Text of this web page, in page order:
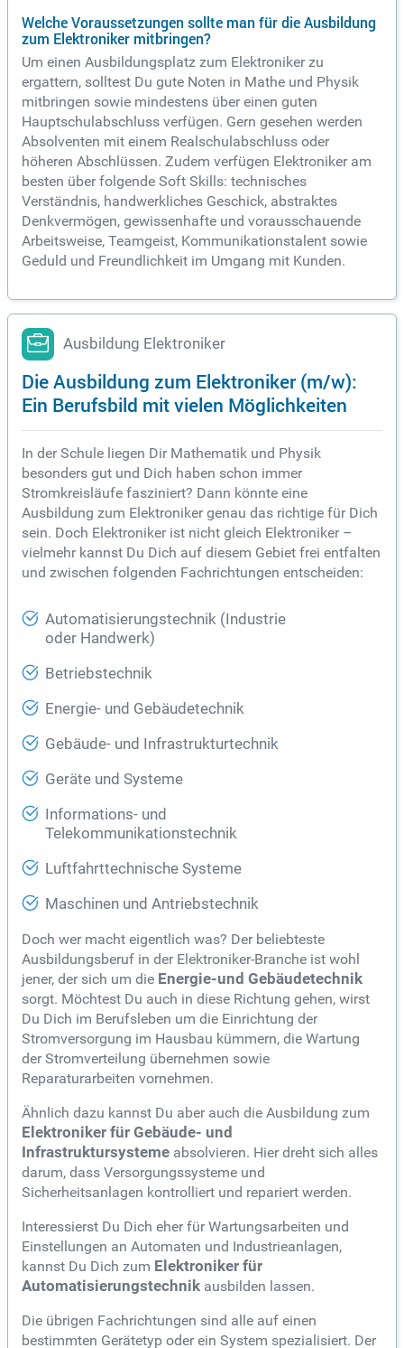
Welche Voraussetzungen sollte man für die Ausbildung
zum Elektroniker mitbringen?
Um einen Ausbildungsplatz zum Elektroniker zu
ergattern, solltest Du gute Noten in Mathe und Physik
mitbringen sowie mindestens über einen guten
Hauptschulabschluss verfügen. Gern gesehen werden
Absolventen mit einem Realschulabschluss oder
höheren Abschlüssen. Zudem verfügen Elektroniker am
besten über folgende Soft Skills: technisches
Verständnis, handwerkliches Geschick, abstraktes
Denkvermögen, gewissenhafte und vorausschauende
Arbeitsweise, Teamgeist, Kommunikationstalent sowie
Geduld und Freundlichkeit im Umgang mit Kunden.
Ausbildung Elektroniker
Die Ausbildung zum Elektroniker (m/w):
Ein Berufsbild mit vielen Möglichkeiten
In der Schule liegen Dir Mathematik und Physik
besonders gut und Dich haben schon immer
Stromkreisläufe fasziniert? Dann könnte eine
Ausbildung zum Elektroniker genau das richtige für Dich
sein. Doch Elektroniker ist nicht gleich Elektroniker –
vielmehr kannst Du Dich auf diesem Gebiet frei entfalten
und zwischen folgenden Fachrichtungen entscheiden:
Automatisierungstechnik (Industrie
oder Handwerk)
Betriebstechnik
Energie- und Gebäudetechnik
Gebäude- und Infrastrukturtechnik
Geräte und Systeme
Informations- und
Telekommunikationstechnik
Luftfahrttechnische Systeme
Maschinen und Antriebstechnik
Doch wer macht eigentlich was? Der beliebteste
Ausbildungsberuf in der Elektroniker-Branche ist wohl
jener, der sich um die Energie-und Gebäudetechnik
sorgt. Möchtest Du auch in diese Richtung gehen, wirst
Du Dich im Berufsleben um die Einrichtung der
Stromversorgung im Hausbau kümmern, die Wartung
der Stromverteilung übernehmen sowie
Reparaturarbeiten vornehmen.
Ähnlich dazu kannst Du aber auch die Ausbildung zum
Elektroniker für Gebäude- und
Infrastruktursysteme absolvieren. Hier dreht sich alles
darum, dass Versorgungssysteme und
Sicherheitsanlagen kontrolliert und repariert werden.
Interessierst Du Dich eher für Wartungsarbeiten und
Einstellungen an Automaten und Industrieanlagen,
kannst Du Dich zum Elektroniker für
Automatisierungstechnik ausbilden lassen.
Die übrigen Fachrichtungen sind alle auf einen
bestimmten Gerätetyp oder ein System spezialisiert. Der